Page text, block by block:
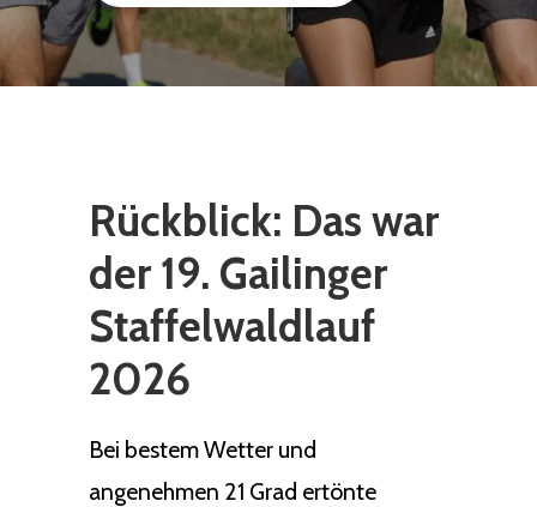
Rückblick: Das war
der 19. Gailinger
Staffelwaldlauf
2026
Bei bestem Wetter und
angenehmen 21 Grad ertönte